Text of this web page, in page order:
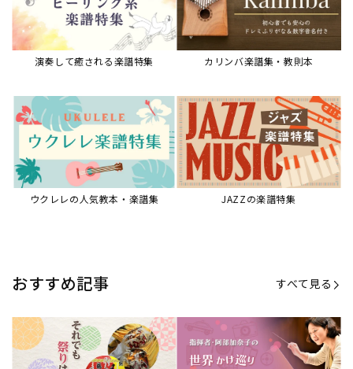
演奏して癒される楽譜特集 カリンバ楽譜集・教則本
ウクレレの人気教本・楽譜集 JAZZの楽譜特集
おすすめ記事 すべて見る